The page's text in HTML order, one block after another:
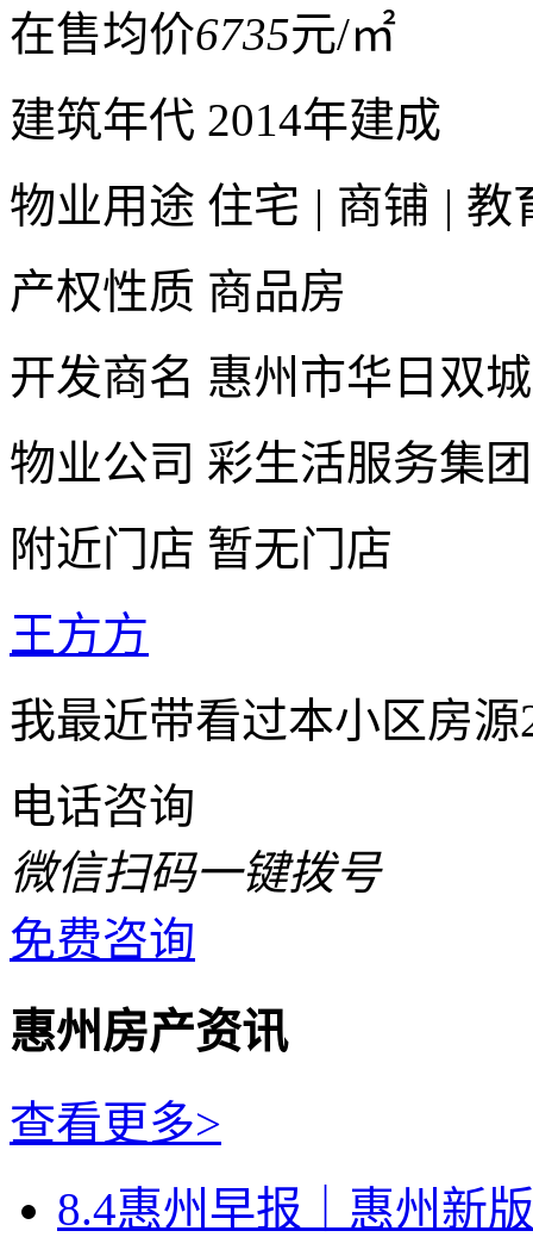
在售均价6735元/㎡
建筑年代 2014年建成
物业用途 住宅 | 商铺 | 教
产权性质 商品房
开发商名 惠州市华日双
物业公司 彩生活服务集
附近门店 暂无门店
王方方
我最近带看过本小区房
电话咨询
微信扫码一键拨号
免费咨询
惠州房产资讯
查看更多>
8.4惠州早报｜惠州新